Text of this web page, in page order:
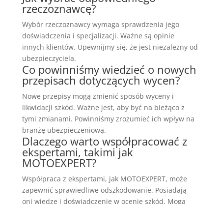
rzeczoznawcę?
Wybór rzeczoznawcy wymaga sprawdzenia jego
doświadczenia i specjalizacji. Ważne są opinie
innych klientów. Upewnijmy się, że jest niezależny od
ubezpieczyciela.
Co powinniśmy wiedzieć o nowych
przepisach dotyczących wycen?
Nowe przepisy mogą zmienić sposób wyceny i
likwidacji szkód. Ważne jest, aby być na bieżąco z
tymi zmianami. Powinniśmy zrozumieć ich wpływ na
branżę ubezpieczeniową.
Dlaczego warto współpracować z
ekspertami, takimi jak
MOTOEXPERT?
Współpraca z ekspertami, jak MOTOEXPERT, może
zapewnić sprawiedliwe odszkodowanie. Posiadają
oni wiedzę i doświadczenie w ocenie szkód. Mogą